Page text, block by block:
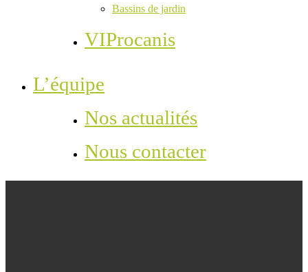
Bassins de jardin
VIProcanis
L’équipe
Nos actualités
Nous contacter